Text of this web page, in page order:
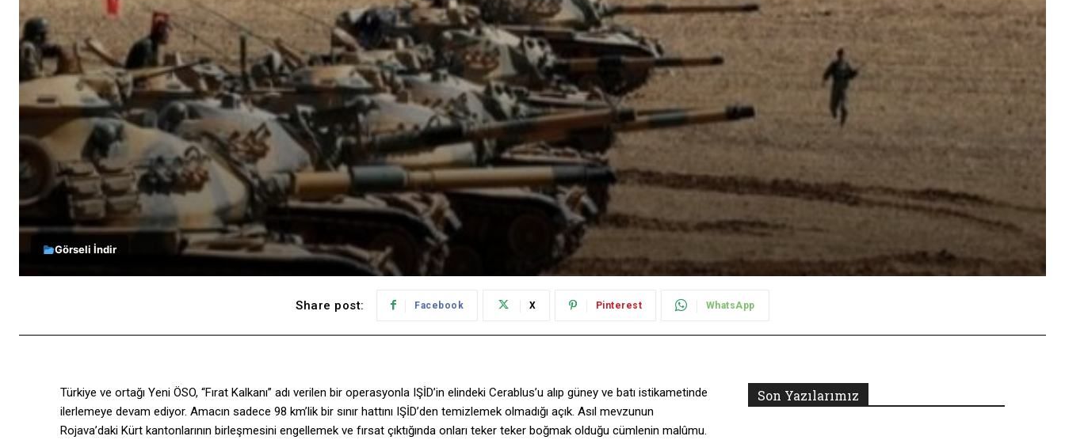
Görseli İndir
Share post: Facebook X Pinterest WhatsApp
Türkiye ve ortağı Yeni ÖSO, “Fırat Kalkanı” adı verilen bir operasyonla IŞİD’in elindeki Cerablus’u alıp güney ve batı istikametinde
ilerlemeye devam ediyor. Amacın sadece 98 km’lik bir sınır hattını IŞİD’den temizlemek olmadığı açık. Asıl mevzunun
Rojava’daki Kürt kantonlarının birleşmesini engellemek ve fırsat çıktığında onları teker teker boğmak olduğu cümlenin malûmu.
Son Yazılarımız